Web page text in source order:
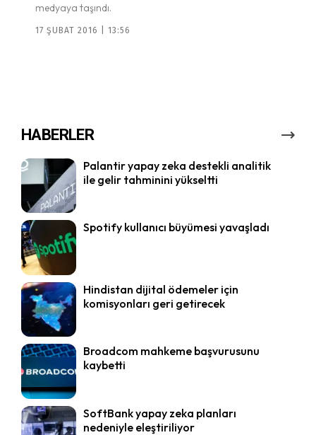
medyaya taşındı.
17 ŞUBAT 2016 | 13:56
HABERLER
Palantir yapay zeka destekli analitik
ile gelir tahminini yükseltti
Spotify kullanıcı büyümesi yavaşladı
Hindistan dijital ödemeler için
komisyonları geri getirecek
Broadcom mahkeme başvurusunu
kaybetti
SoftBank yapay zeka planları
nedeniyle eleştiriliyor